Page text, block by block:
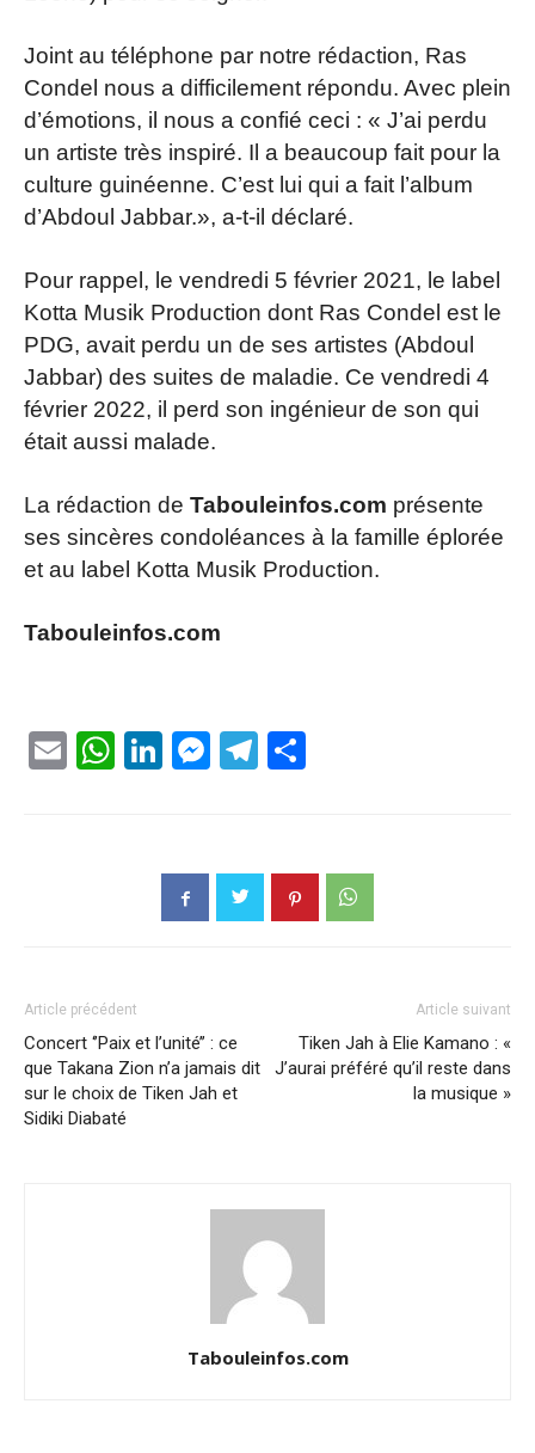
Joint au téléphone par notre rédaction, Ras
Condel nous a difficilement répondu. Avec plein
d’émotions, il nous a confié ceci : « J’ai perdu
un artiste très inspiré. Il a beaucoup fait pour la
culture guinéenne. C’est lui qui a fait l’album
d’Abdoul Jabbar.», a-t-il déclaré.
Pour rappel, le vendredi 5 février 2021, le label
Kotta Musik Production dont Ras Condel est le
PDG, avait perdu un de ses artistes (Abdoul
Jabbar) des suites de maladie. Ce vendredi 4
février 2022, il perd son ingénieur de son qui
était aussi malade.
La rédaction de Tabouleinfos.com présente
ses sincères condoléances à la famille éplorée
et au label Kotta Musik Production.
Tabouleinfos.com
EmailWhatsApp
LinkedIn
Messenger
Telegram
Article précédent
Concert ‘’Paix et l’unité’’ : ce
que Takana Zion n’a jamais dit
sur le choix de Tiken Jah et
Sidiki Diabaté
Article suivant
Tiken Jah à Elie Kamano : «
J’aurai préféré qu’il reste dans
la musique »
Tabouleinfos.com